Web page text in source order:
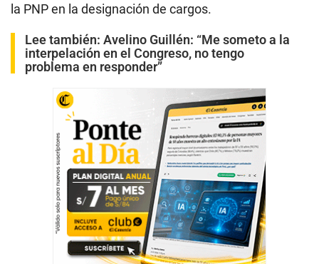
la PNP en la designación de cargos.
Lee también: Avelino Guillén: “Me someto a la
interpelación en el Congreso, no tengo
problema en responder”